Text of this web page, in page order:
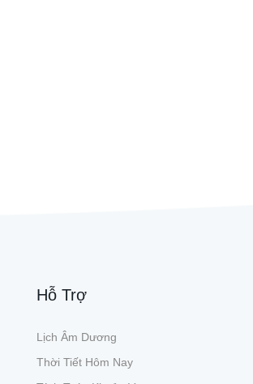
Hỗ Trợ
Lịch Âm Dương
Thời Tiết Hôm Nay